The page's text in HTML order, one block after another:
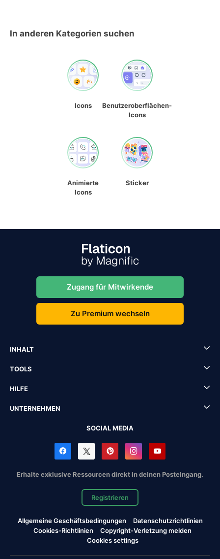
In anderen Kategorien suchen
Icons
Benutzeroberflächen-
Icons
Animierte
Icons
Sticker
Zugang für Mitwirkende
Zu Premium wechseln
INHALT
TOOLS
HILFE
UNTERNEHMEN
SOCIAL MEDIA
Erhalte exklusive Ressourcen direkt in deinen Posteingang.
Registrieren
Allgemeine Geschäftsbedingungen
Datenschutzrichtlinien
Cookies-Richtlinien
Copyright-Verletzung melden
Cookies settings